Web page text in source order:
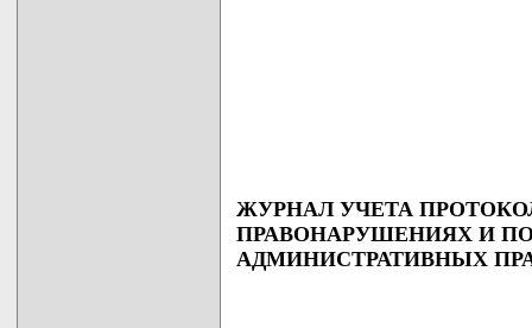
ЖУРНАЛ УЧЕТА
ПРАВОНАРУШЕНИЯХ И
АДМИНИСТРАТИВНЫХ